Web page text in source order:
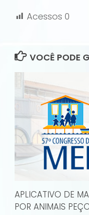
Acessos 0
VOCÊ PODE
APLICATIVO DE
POR ANIMAIS